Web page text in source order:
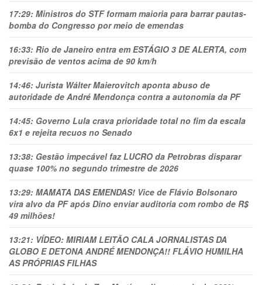
17:29: Ministros do STF formam maioria para barrar pautas-
bomba do Congresso por meio de emendas
16:33: Rio de Janeiro entra em ESTÁGIO 3 DE ALERTA, com
previsão de ventos acima de 90 km/h
14:46: Jurista Wálter Maierovitch aponta abuso de
autoridade de André Mendonça contra a autonomia da PF
14:45: Governo Lula crava prioridade total no fim da escala
6x1 e rejeita recuos no Senado
13:38: Gestão impecável faz LUCRO da Petrobras disparar
quase 100% no segundo trimestre de 2026
13:29: MAMATA DAS EMENDAS! Vice de Flávio Bolsonaro
vira alvo da PF após Dino enviar auditoria com rombo de R$
49 milhões!
13:21: VÍDEO: MIRIAM LEITÃO CALA JORNALISTAS DA
GLOBO E DETONA ANDRÉ MENDONÇA!! FLÁVIO HUMILHA
AS PRÓPRIAS FILHAS